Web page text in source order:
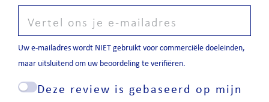
Uw e-mailadres wordt NIET gebruikt voor commerciële doeleinden,
maar uitsluitend om uw beoordeling te verifiëren.
Deze review is gebaseerd op mijn